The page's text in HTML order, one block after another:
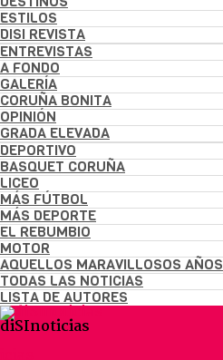
ESTILOS
DISI REVISTA
ENTREVISTAS
A FONDO
GALERÍA
CORUÑA BONITA
OPINIÓN
GRADA ELEVADA
DEPORTIVO
BASQUET CORUÑA
LICEO
MÁS FÚTBOL
MÁS DEPORTE
EL REBUMBIO
MOTOR
AQUELLOS MARAVILLOSOS AÑOS
TODAS LAS NOTICIAS
LISTA DE AUTORES
diSInoticias